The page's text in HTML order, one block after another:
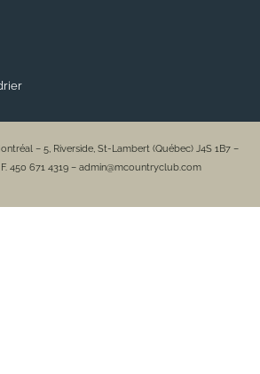
– 5, Riverside, St-Lambert (Québec) J4S 1B7 –
450 671 4319 – admin@mcountryclub.com